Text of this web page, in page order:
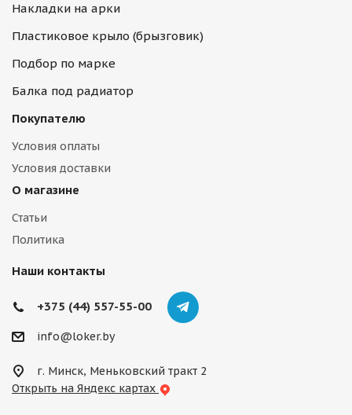
Накладки на арки
Пластиковое крыло (брызговик)
Подбор по марке
Балка под радиатор
Покупателю
Условия оплаты
Условия доставки
О магазине
Статьи
Политика
Наши контакты
+375 (44) 557-55-00
info@loker.by
г. Минск, Меньковский тракт 2
Открыть на Яндекс картах